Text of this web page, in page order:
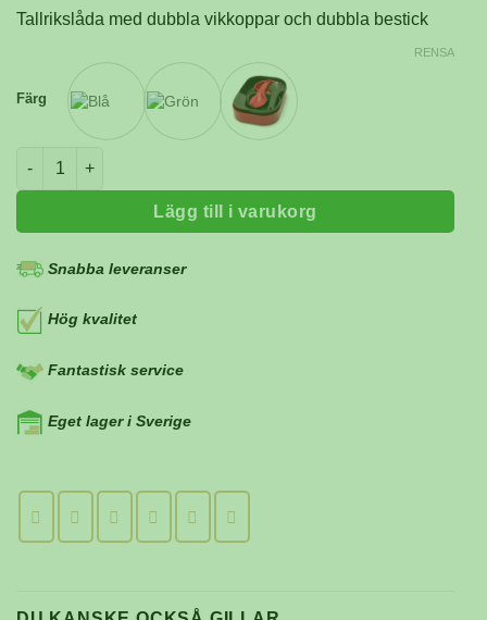
Tallrikslåda med dubbla vikkoppar och dubbla bestick
Färg
RENSA
Camp-A-Box Duo light mängd
Lägg till i varukorg
Snabba leveranser
Hög kvalitet
Fantastisk service
Eget lager i Sverige